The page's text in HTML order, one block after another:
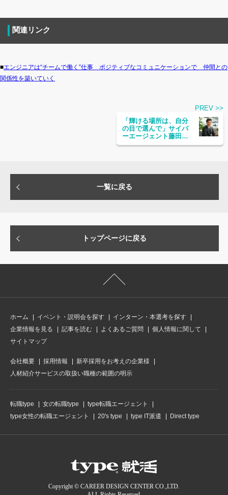
関連リンク
■エンジニアは“チームで働く”仕事 ポジティブなコミュニケーションで 仲間との
関係性を築いていく
PREV >>
「輝ける場所は、自分
の目で選んで」サイバ
ーエージェント藤田晋
が語る新卒エンジニア
一覧に戻る
トップページに戻る
ホーム イベント・説明会を探す
インターン・本選考を探す
企業情報を見る
記事を読む よくあるご質問
個人情報に関して
サイトマップ
会社概要 採用情報
新卒採用をお考えの企業様
人材紹介サービスの取扱い職種の範囲の明示
転職type 女の転職type
type転職エージェント
type女性の転職エージェント
20's type type IT派遣 Direct type
Copyright © CAREER DESIGN CENTER CO.,LTD.